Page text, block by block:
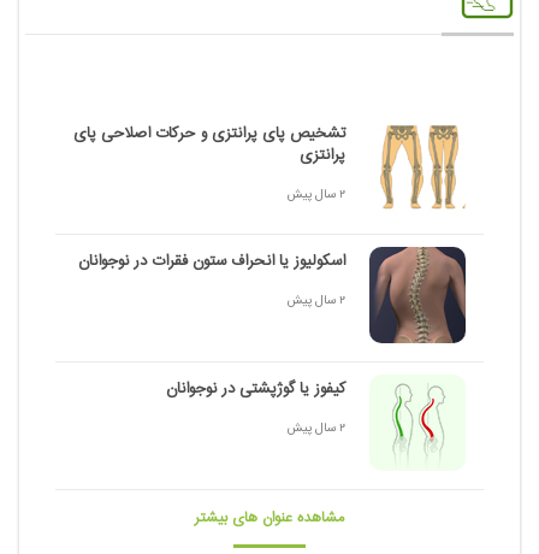
تشخیص پای پرانتزی و حرکات اصلاحی پای
پرانتزی
2 سال پیش
اسکولیوز یا انحراف ستون فقرات در نوجوانان
2 سال پیش
کیفوز یا گوژپشتی در نوجوانان
2 سال پیش
مشاهده عنوان های بیشتر